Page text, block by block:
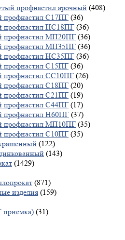
профнастил арочный (408)
профнастил С17ПГ (36)
профнастил НС18ПГ (36)
профнастил МП20ПГ (36)
профнастил МП35ПГ (36)
профнастил НС35ПГ (36)
профнастил С15ПГ (36)
профнастил СС10ПГ (26)
профнастил С18ПГ (20)
профнастил С21ПГ (19)
профнастил С44ПГ (17)
профнастил Н60ПГ (37)
профнастил МП10ПГ (35)
профнастил С10ПГ (35)
(122)
(143)
(1429)
(871)
изделия (159)
приемка) (31)